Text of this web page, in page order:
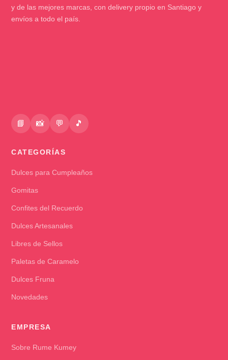
y de las mejores marcas, con delivery propio en Santiago y
envíos a todo el país.
📘 📸 💬 🎵
CATEGORÍAS
Dulces para Cumpleaños
Gomitas
Confites del Recuerdo
Dulces Artesanales
Libres de Sellos
Paletas de Caramelo
Dulces Fruna
Novedades
EMPRESA
Sobre Rume Kumey